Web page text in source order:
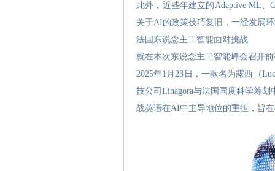
此外，近些年建立的Adaptive ML
关于AI的政策技巧复旧，一经发展
法国东说念主工智能面对挑战
就在本次东说念主工智能峰会召开
2025年1月23日，一款名为露西（
技公司Linagora与法国国度科学筹
战英语在AI中主导地位的重担，旨